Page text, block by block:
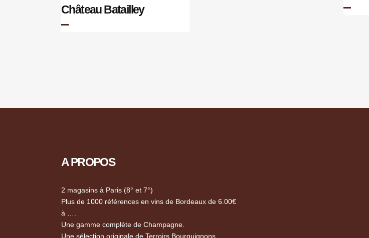
Château Batailley
A PROPOS
2 magasins à Paris (8° et 7°)
Plus de 1000 références en vins de Bordeaux de 6.00€
à ….
Une gamme complète de Champagne.
Une sélection originale de Terroirs Bourguignons